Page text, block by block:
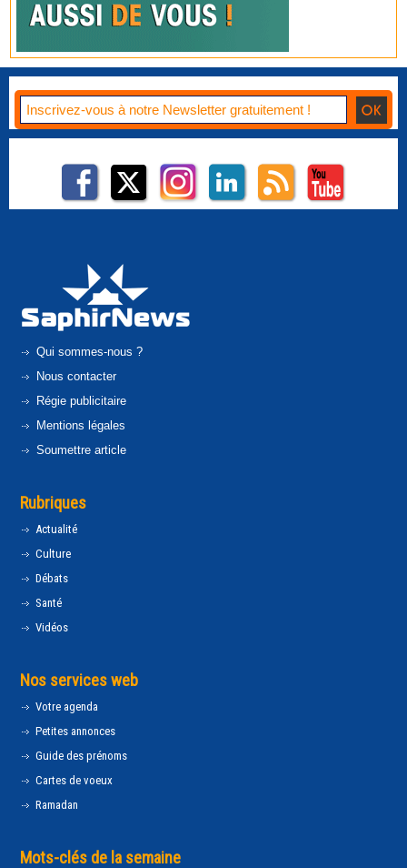
Qui sommes-nous ?
Nous contacter
Régie publicitaire
Mentions légales
Soumettre article
Rubriques
Actualité
Culture
Débats
Santé
Vidéos
Nos services web
Votre agenda
Petites annonces
Guide des prénoms
Cartes de voeux
Ramadan
Mots-clés de la semaine